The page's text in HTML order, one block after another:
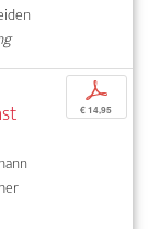
p
€ 14,95